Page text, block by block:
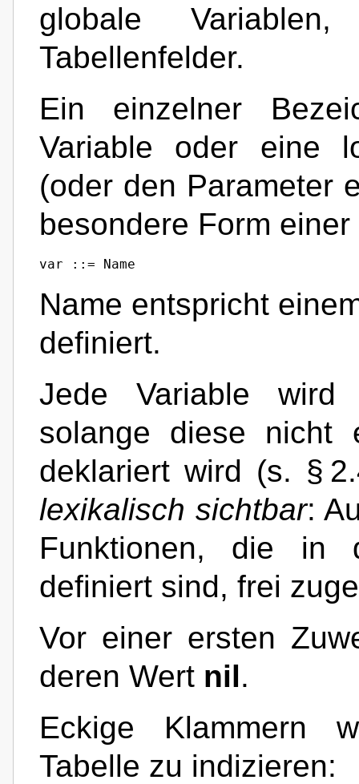
globale
Tabellenfelder.
Ein einzelner
Variable oder eine
(oder den Parameter
besondere Form
var ::= Name
Name entspricht
definiert.
Jede Variable wird
solange diese nicht
deklariert wird (s. §
lexikalisch sichtbar:
Funktionen, die in
definiert sind, frei
Vor einer ersten
deren Wert nil.
Eckige Klammern
Tabelle zu indizieren: